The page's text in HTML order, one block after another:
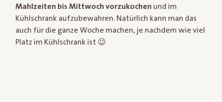
Mahlzeiten bis Mittwoch vorzukochen und im
Kühlschrank aufzubewahren. Natürlich kann man das
auch für die ganze Woche machen, je nachdem wie viel
Platz im Kühlschrank ist 😉